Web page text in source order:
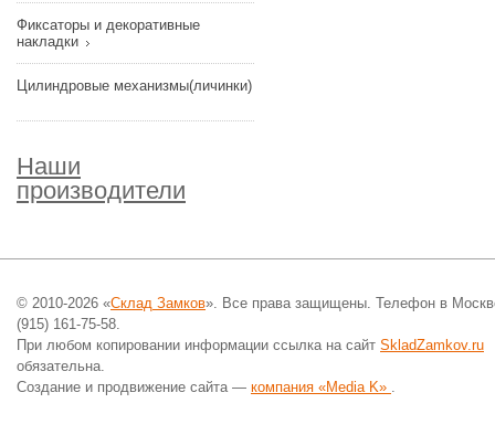
Фиксаторы и декоративные
накладки
Цилиндровые механизмы(личинки)
Наши
производители
© 2010-2026 «Склад Замков». Все права защищены. Телефон в
(915) 161-75-58.
При любом копировании информации ссылка на сайт SkladZamkov.ru
обязательна.
Создание и продвижение сайта — компания «Media K» .